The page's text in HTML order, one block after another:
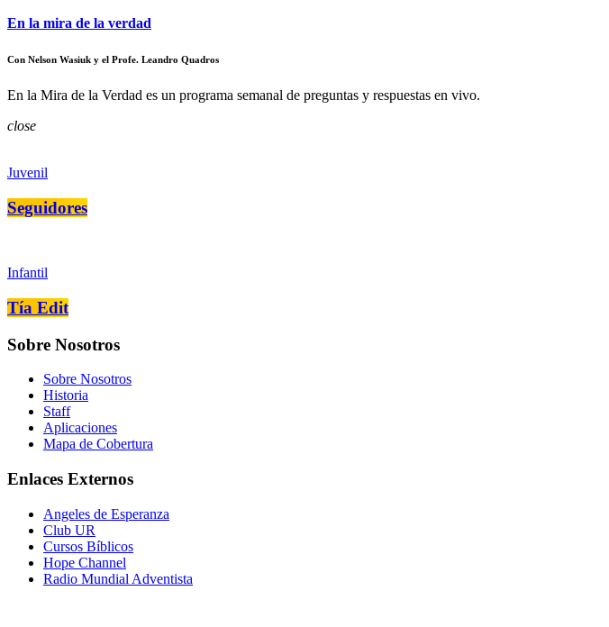
En la mira de la verdad
Con Nelson Wasiuk y el Profe. Leandro Quadros
En la Mira de la Verdad es un programa semanal de preguntas y respuestas en vivo.
close
Juvenil
Seguidores
Infantil
Tía Edit
Sobre Nosotros
Sobre Nosotros
Historia
Staff
Aplicaciones
Mapa de Cobertura
Enlaces Externos
Angeles de Esperanza
Club UR
Cursos Bíblicos
Hope Channel
Radio Mundial Adventista